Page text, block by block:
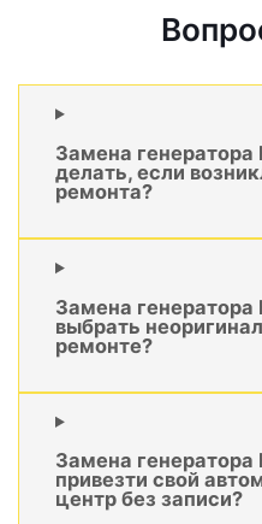
Замена генератора
делать, если
ремонта?
Замена генератора
выбрать
ремонте?
Замена генератора
привезти свой
центр без записи?